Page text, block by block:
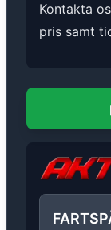
Kontakta
pris samt